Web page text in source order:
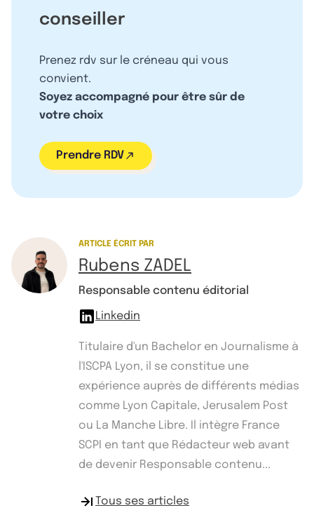
conseiller
Prenez rdv sur le créneau qui vous
convient.
Soyez accompagné pour être sûr de
votre choix
Prendre RDV
ARTICLE ÉCRIT PAR
Rubens ZADEL
Responsable contenu éditorial
Linkedin
Titulaire d'un Bachelor en Journalisme à
l'ISCPA Lyon, il se constitue une
expérience auprès de différents médias
comme Lyon Capitale, Jerusalem Post
ou La Manche Libre. Il intègre France
SCPI en tant que Rédacteur web avant
de devenir Responsable contenu...
Tous ses articles